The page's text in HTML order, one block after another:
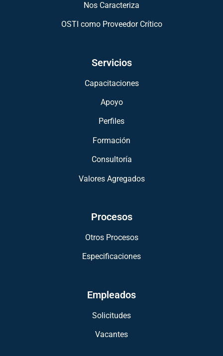
Nos Caracteriza
OSTI como Proveedor Crítico
Servicios
Capacitaciones
Apoyo
Perfiles
Formación
Consultoría
Valores Agregados
Procesos
Otros Procesos
Especificaciones
Empleados
Solicitudes
Vacantes